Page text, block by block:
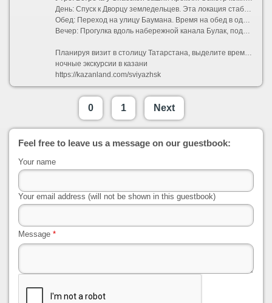
День: Спуск к Дворцу земледельцев. Эта локация стабильно попадает в подборки «казань что посмотреть экскурсии» благодаря своей монументальной архитектуре, напоминающей Хофбург в Вене.
Обед: Переход на улицу Баумана. Время на обед в одном из национальных кафе.
Вечер: Прогулка вдоль набережной канала Булак, подъем на смотровую площадку центра семьи «Казан» (в форме гигантского котла) и завершение дня в Старо-Татарской слободе с чашкой травяного чая.
Планируя визит в столицу Татарстана, выделите время на изучение не только парадных фасадов, но и тихих дворов. Именно там скрывается настоящая душа города, которую так любят показывать местные краеведы. Забронируйте свой идеальный маршрут, чтобы поездка оставила только теплые воспоминания.
ночные экскурсии в казани
https://kazanland.com/sviyazhsk
0 1 Next
Feel free to leave us a message on our guestbook:
Your name
Your email address (will not be shown in this guestbook)
Message *